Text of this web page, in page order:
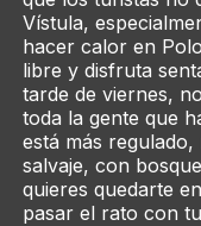
Vístula,
hacer calor en
libre y disfruta
tarde de viernes,
toda la gente que
está más
salvaje, con
quieres quedarte
pasar el rato con